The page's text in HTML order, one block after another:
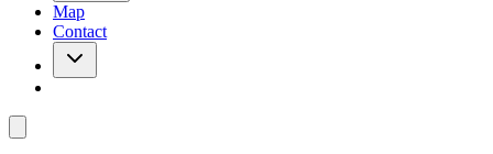
Map
Contact